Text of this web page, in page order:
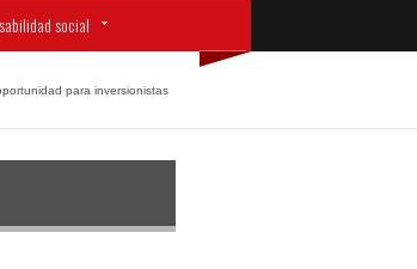
social
para inversionistas